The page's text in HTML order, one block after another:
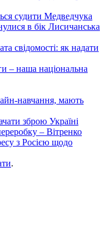
судити Медведчука
в бік Лисичанська
свідомості: як надати
– наша національна
навчання, мають
зброю Україні
– Вітренко
з Росією щодо
.